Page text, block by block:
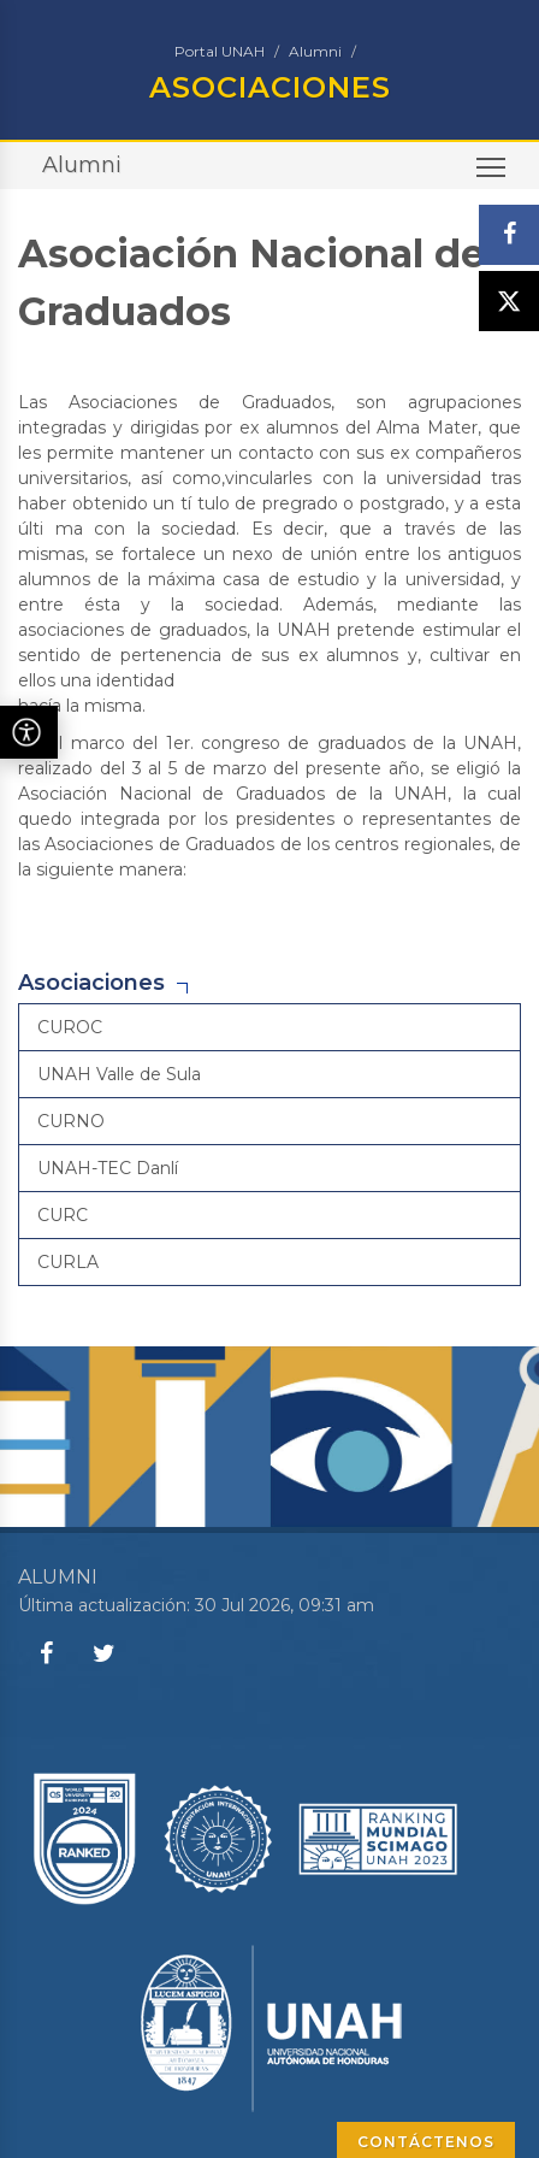
Portal UNAH Alumni
ASOCIACIONES
Alumni
Asociación Nacional de
Graduados
Las Asociaciones de Graduados, son agrupaciones
integradas y dirigidas por ex alumnos del Alma Mater, que
les permite mantener un contacto con sus ex compañeros
universitarios, así como,vincularles con la universidad tras
haber obtenido un tí tulo de pregrado o postgrado, y a esta
últi ma con la sociedad. Es decir, que a través de las
mismas, se fortalece un nexo de unión entre los antiguos
alumnos de la máxima casa de estudio y la universidad, y
entre ésta y la sociedad. Además, mediante las
asociaciones de graduados, la UNAH pretende estimular el
sentido de pertenencia de sus ex alumnos y, cultivar en
ellos una identidad
hacía la misma.
En el marco del 1er. congreso de graduados de la UNAH,
realizado del 3 al 5 de marzo del presente año, se eligió la
Asociación Nacional de Graduados de la UNAH, la cual
quedo integrada por los presidentes o representantes de
las Asociaciones de Graduados de los centros regionales, de
la siguiente manera:
Asociaciones
CUROC
UNAH Valle de Sula
CURNO
UNAH-TEC Danlí
CURC
CURLA
ALUMNI
Última actualización: 30 Jul 2026, 09:31 am
CONTÁCTENOS